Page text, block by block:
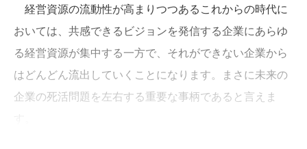
経営資源の流動性が高まりつつあるこれからの時代に
おいては、共感できるビジョンを発信する企業にあらゆ
る経営資源が集中する一方で、それができない企業から
はどんどん流出していくことになります。まさに未来の
企業の死活問題を左右する重要な事柄であると言えま